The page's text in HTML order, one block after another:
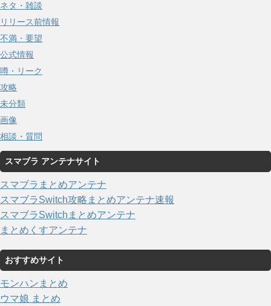
ネタ・雑談
リリース前情報
不満・要望
公式情報
噂・リーク
攻略
未分類
画像
相談・質問
スマブラ アンテナサイト
スマブラまとめアンテナ
スマブラSwitch攻略まとめアンテナ速報
スマブラSwitchまとめアンテナ
まとめくすアンテナ
おすすめサイト
モンハンまとめ
ウマ娘 まとめ